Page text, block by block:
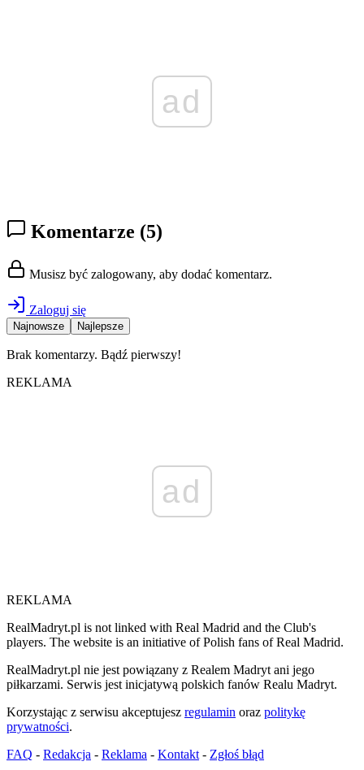
ad
Komentarze (5)
Musisz być zalogowany, aby dodać komentarz.
Zaloguj się
Najnowsze Najlepsze
Brak komentarzy. Bądź pierwszy!
REKLAMA
ad
REKLAMA
RealMadryt.pl is not linked with Real Madrid and the Club's
players. The website is an initiative of Polish fans of Real Madrid.
RealMadryt.pl nie jest powiązany z Realem Madryt ani jego
piłkarzami. Serwis jest inicjatywą polskich fanów Realu Madryt.
Korzystając z serwisu akceptujesz regulamin oraz politykę
prywatności.
FAQ - Redakcja - Reklama - Kontakt - Zgłoś błąd